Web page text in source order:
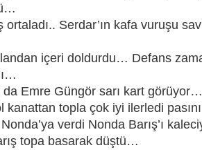
ortaladı.. Serdar’ın kafa vuruşu
içeri doldurdu… Defans
da Emre Güngör sarı kart görüyor…
kanattan topla çok iyi ilerledi
verdi Nonda Barış’ı
topa basarak düştü…